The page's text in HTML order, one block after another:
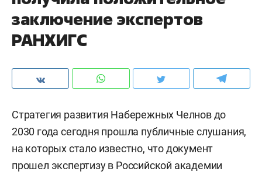
заключение экспертов
РАНХИГС
Стратегия развития Набережных Челнов до
2030 года сегодня прошла публичные слушания,
на которых стало известно, что документ
прошел экспертизу в Российской академии